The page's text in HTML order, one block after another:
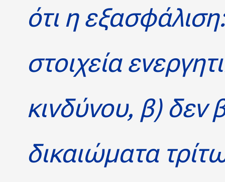
ότι η
στοιχεία
κινδύνου, β) δεν
δικαιώματα